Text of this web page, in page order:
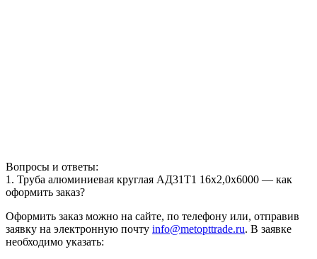
Вопросы и ответы:
1. Труба алюминиевая круглая АД31Т1 16х2,0х6000 — как
оформить заказ?
Оформить заказ можно на сайте, по телефону или, отправив
заявку на электронную почту info@metopttrade.ru. В заявке
необходимо указать: